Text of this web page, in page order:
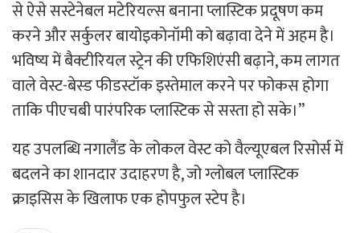
से ऐसे सस्टेनेबल मटेरियल्स बनाना प्लास्टिक प्रदूषण कम
करने और सर्कुलर बायोइकोनॉमी को बढ़ावा देने में अहम है।
भविष्य में बैक्टीरियल स्ट्रेन की एफिशिएंसी बढ़ाने, कम लागत
वाले वेस्ट-बेस्ड फीडस्टॉक इस्तेमाल करने पर फोकस होगा
ताकि पीएचबी पारंपरिक प्लास्टिक से सस्ता हो सके।”
यह उपलब्धि नगालैंड के लोकल वेस्ट को वैल्यूएबल रिसोर्स में
बदलने का शानदार उदाहरण है, जो ग्लोबल प्लास्टिक
क्राइसिस के खिलाफ एक होपफुल स्टेप है।